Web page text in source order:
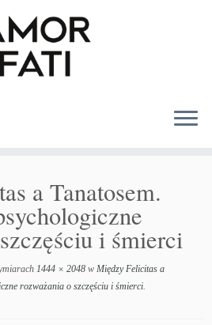
a Tanatosem.
i śmierci
1444 × 2048 w Między Felicitas a
rozważania o szczęściu i śmierci.